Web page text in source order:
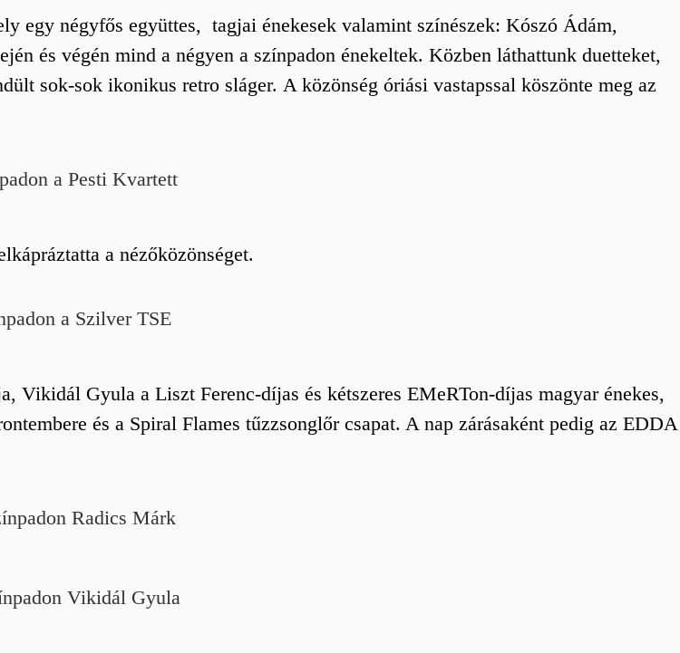
egy négyfős együttes, tagjai énekesek valamint színészek: Kószó Ádám,
és végén mind a négyen a színpadon énekeltek. Közben láthattunk duetteket,
sok-sok ikonikus retro sláger. A közönség óriási vastapssal köszönte meg az
a Pesti Kvartett
a nézőközönséget.
a Szilver TSE
Gyula a Liszt Ferenc-díjas és kétszeres EMeRTon-díjas magyar énekes,
és a Spiral Flames tűzzsonglőr csapat. A nap zárásaként pedig az EDDA
Radics Márk
Vikidál Gyula